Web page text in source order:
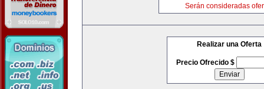
Serán consideradas
Realizar una Oferta
Precio Ofrecido $